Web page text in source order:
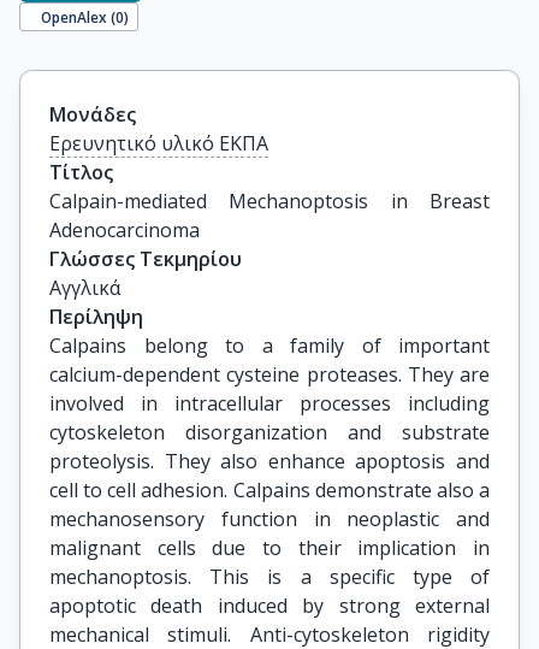
OpenAlex (0)
Μονάδες
Ερευνητικό υλικό ΕΚΠΑ
Τίτλος
Calpain-mediated Mechanoptosis in Breast
Adenocarcinoma
Γλώσσες Τεκμηρίου
Αγγλικά
Περίληψη
Calpains belong to a family of important
calcium-dependent cysteine proteases. They are
involved in intracellular processes including
cytoskeleton disorganization and substrate
proteolysis. They also enhance apoptosis and
cell to cell adhesion. Calpains demonstrate also a
mechanosensory function in neoplastic and
malignant cells due to their implication in
mechanoptosis. This is a specific type of
apoptotic death induced by strong external
mechanical stimuli. Anti-cytoskeleton rigidity